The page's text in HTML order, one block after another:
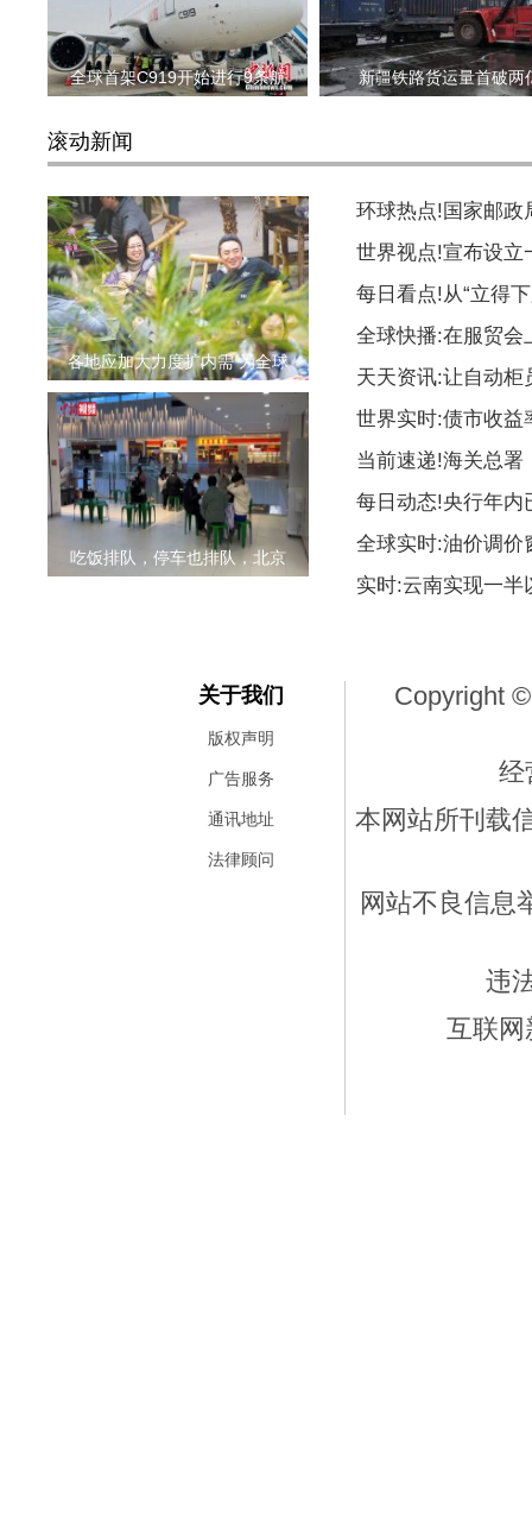
全球首架C919开始进行9条航 新疆铁路货运量首破两
滚动新闻
各地应加大力度扩内需 为全球
吃饭排队，停车也排队，北京
环球热点!国家邮政
世界视点!宣布设立
每日看点!从“立得
全球快播:在服贸会
天天资讯:让自动柜
世界实时:债市收益
当前速递!海关总署
每日动态!央行年内
全球实时:油价调价
实时:云南实现一半
关于我们
版权声明
广告服务
通讯地址
法律顾问
Copyright
经
本网站所刊载
网站不良信息
违
互联网